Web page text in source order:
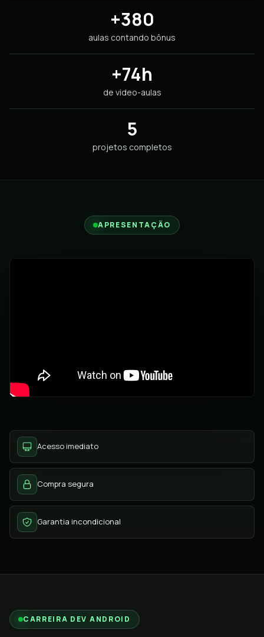
+380
aulas contando bônus
+74h
de video-aulas
5
projetos completos
APRESENTAÇÃO
Acesso imediato
Compra segura
Garantia incondicional
CARREIRA DEV ANDROID